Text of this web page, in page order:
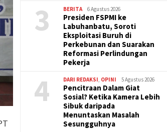
3 BERITA 6 Agustus 2026
Presiden FSPMI ke
Labuhanbatu, Soroti
Eksploitasi Buruh di
Perkebunan dan Suarakan
Reformasi Perlindungan
Pekerja
4 DARI REDAKSI OPINI 5 Agustus 2026
Pencitraan Dalam Giat
Sosial? Ketika Kamera Lebih
Sibuk daripada
Menuntaskan Masalah
Sesungguhnya